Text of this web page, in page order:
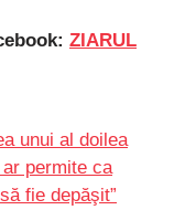
ZIARUL
unui al doilea
permite ca
fie depăşit”